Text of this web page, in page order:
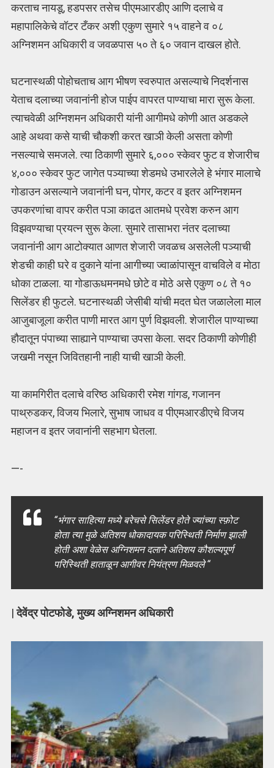
करताच नायडू, हडपसर तसेच पीएमआरडीए आणि दलाचे व
महापालिकेचे वॉटर टँकर अशी एकुण सुमारे १५ वाहने व ०८
अग्निशमन अधिकारी व जवळपास ५० ते ६० जवान दाखल होते.
घटनास्थळी पोहोचताच आग भीषण स्वरुपात असल्याचे निदर्शनास
येताच दलाच्या जवानांनी होज पाईप वापरत पाण्याचा मारा सुरू केला.
त्याचवेळी अग्निशमन अधिकारी यांनी आगीमधे कोणी आत अडकले
आहे अथवा कसे याची चौकशी करत खाञी केली असता कोणी
नसल्याचे समजले. त्या ठिकाणी सुमारे ६,००० स्केवर फुट व शेजारीच
४,००० स्केवर फुट जागेत पञ्याच्या शेडमधे उभारलेले हे भंगार मालाचे
गोडाउन असल्याने जवानांनी घन, पोगर, कटर व इतर अग्निशमन
उपकरणांचा वापर करीत पञा काढत आतमधे प्रवेश करुन आग
विझवण्याचा प्रयत्न सुरू केला. सुमारे तासाभरा नंतर दलाच्या
जवानांनी आग आटोक्यात आणत शेजारी जवळच असलेली पञ्याची
शेडची काही घरे व दुकाने यांना आगीच्या ज्वाळांपासून वाचविले व मोठा
धोका टाळला. या गोडाऊधमनमधे छोटे व मोठे असे एकुण ०८ ते १०
सिलेंडर ही फुटले. घटनास्थळी जेसीबी यांची मदत घेत जळालेला माल
आजुबाजूला करीत पाणी मारत आग पुर्ण विझवली. शेजारील पाण्याच्या
हौदातून पंपाच्या साह्याने पाण्याचा उपसा केला. सदर ठिकाणी कोणीही
जखमी नसून जिवितहानी नाही याची खाञी केली.
या कामगिरीत दलाचे वरिष्ठ अधिकारी रमेश गांगड, गजानन
पाथ्रुडकर, विजय भिलारे, सुभाष जाधव व पीएमआरडीएचे विजय
महाजन व इतर जवानांनी सहभाग घेतला.
—-
“भंगार साहित्या मध्ये बरेचसे सिलेंडर होते ज्यांच्या स्फ़ोट
होता त्या मुळे अतिशय धोकादायक परिस्थिती निर्माण झाली
होती अशा वेळेस अग्निशमन दलाने अतिशय कौशल्यपूर्ण
परिस्थिती हाताळून आगीवर नियंत्रण मिळवले “
|देवेंद्र पोटफोडे, मुख्य अग्निशमन अधिकारी